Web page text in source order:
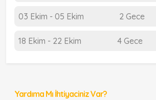
03 Ekim - 05 Ekim 2 Gece
18 Ekim - 22 Ekim 4 Gece
Yardıma Mı İhtiyaciniz Var?